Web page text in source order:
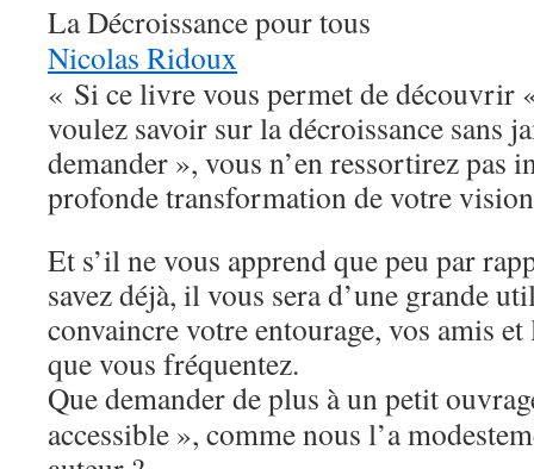
LaDécroissance pour tous
Nicolas Ridoux
« Si ce livre vous permet de découvrir
voulez savoir sur la décroissance sans
demander », vous n’en ressortirez pas
profonde transformation de votre
Et s’il ne vous apprend que peu par
savez déjà, il vous sera d’une grande
convaincre votre entourage, vos amis
que vous fréquentez.
Que demander de plus à un petit
accessible », comme nous l’a